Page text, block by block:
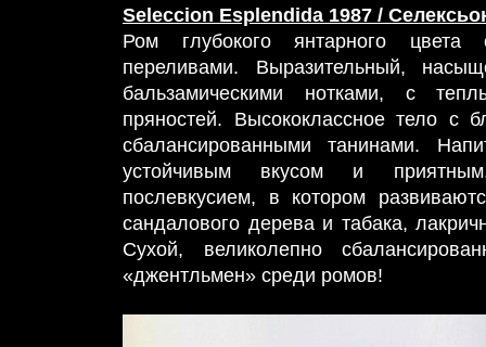
Seleccion Esplendida 1987 /
Ром глубокого янтарного цвета
переливами. Выразительный,
бальзамическими нотками, с
пряностей. Высококлассное тело с
сбалансированными танинами.
устойчивым вкусом и
послевкусием, в котором
сандалового дерева и табака,
Сухой, великолепно
«джентльмен» среди ромов!